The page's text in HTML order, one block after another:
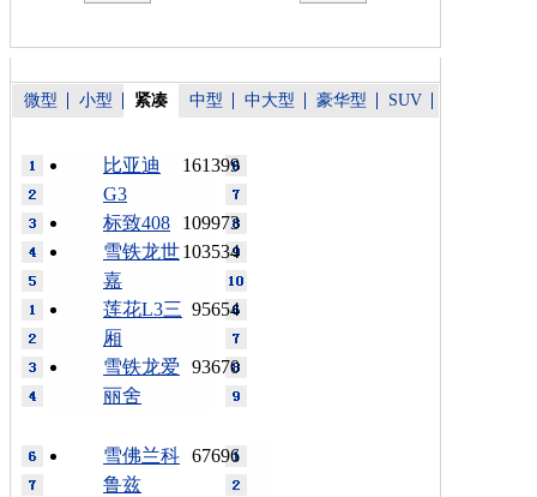
微型 小型 紧凑 中型 中大型 豪华型 SUV
161399
比亚迪
G3
109973
标致408
103534
雪铁龙世
嘉
95654
莲花L3三
厢
93670
雪铁龙爱
丽舍
67696
雪佛兰科
鲁兹